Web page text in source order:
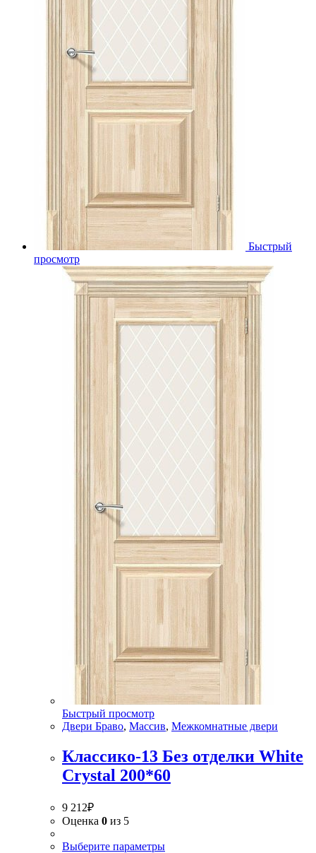
Быстрый
просмотр
Быстрый просмотр
Двери Браво, Массив, Межкомнатные двери
Классико-13 Без отделки White
Сrystal 200*60
9 212₽
Оценка 0 из 5
Выберите параметры